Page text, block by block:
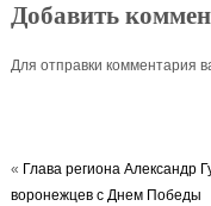
Добавить
Для отправки комментария
« Глава региона Александр
воронежцев с Днем Победы